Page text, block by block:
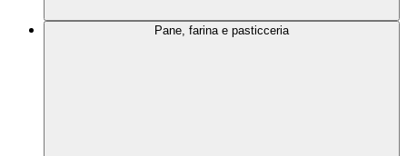
Pane, farina e pasticceria